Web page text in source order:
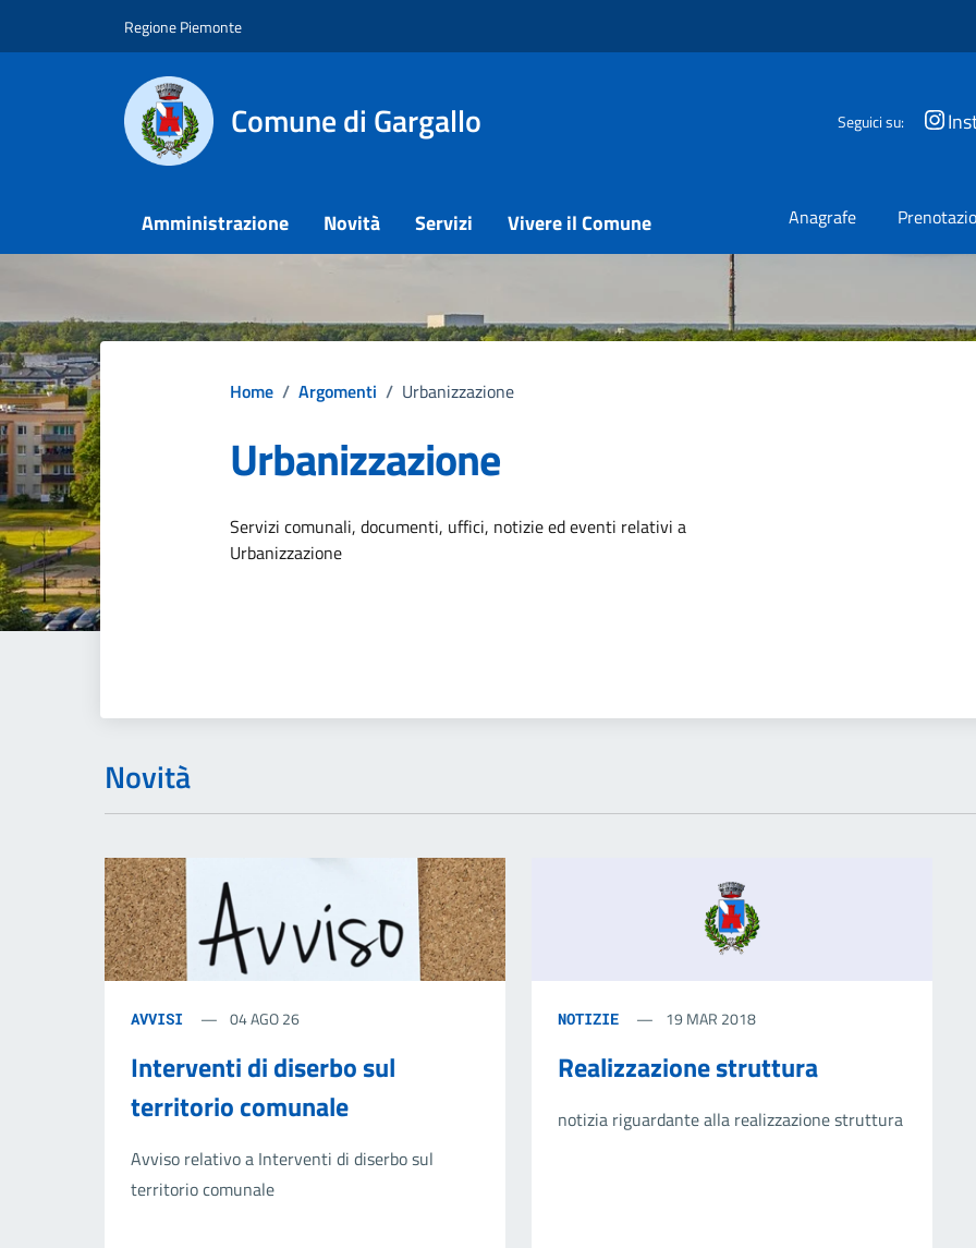
Regione Piemonte
Comune di Gargallo Seguici su:
Amministrazione Novità Servizi Vivere il Comune Anagrafe
Home / Argomenti / Urbanizzazione
Urbanizzazione
Dettagli dell'argomento
Servizi comunali, documenti, uffici, notizie ed eventi relativi a
Urbanizzazione
Novità
AVVISI 04 AGO 26
Interventi di diserbo sul
territorio comunale
Avviso relativo a Interventi di diserbo sul
territorio comunale
NOTIZIE 19 MAR 2018
Realizzazione struttura
notizia riguardante alla realizzazione struttura